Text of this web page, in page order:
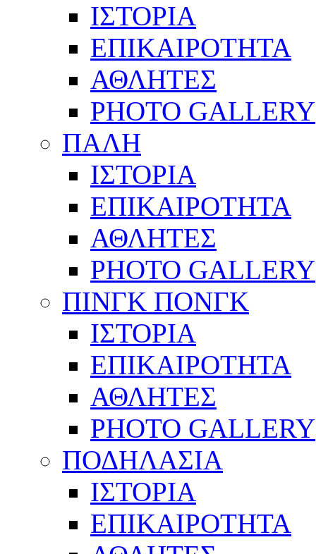
ΙΣΤΟΡΙΑ
ΕΠΙΚΑΙΡΟΤΗΤΑ
ΑΘΛΗΤΕΣ
PHOTO GALLERY
ΠΑΛΗ
ΙΣΤΟΡΙΑ
ΕΠΙΚΑΙΡΟΤΗΤΑ
ΑΘΛΗΤΕΣ
PHOTO GALLERY
ΠΙΝΓΚ ΠΟΝΓΚ
ΙΣΤΟΡΙΑ
ΕΠΙΚΑΙΡΟΤΗΤΑ
ΑΘΛΗΤΕΣ
PHOTO GALLERY
ΠΟΔΗΛΑΣΙΑ
ΙΣΤΟΡΙΑ
ΕΠΙΚΑΙΡΟΤΗΤΑ